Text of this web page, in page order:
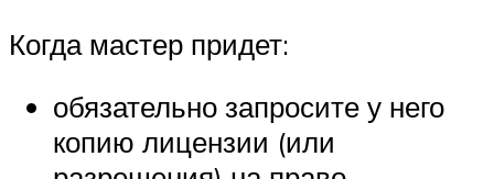
Когда мастер придет:
обязательно запросите у него
копию лицензии (или